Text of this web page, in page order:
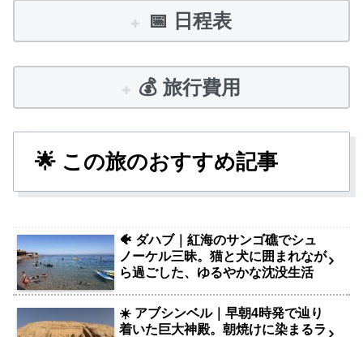
📅 日程表
💰️ 旅行費用
🌟 この旅のおすすめ記事
🐠 ダハブ｜紅海のサンゴ礁でシュ
ノーケル三昧。猫と犬に囲まれなが
ら過ごした、ゆるやかな沈没生活
☀️ アブシンベル｜早朝4時発で辿り
着いた巨大神殿。朝焼けに染まるラ